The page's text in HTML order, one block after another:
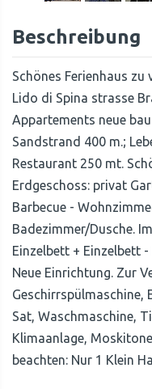
Beschreibung
Schönes Ferienhaus zu
Lido di Spina strasse
Appartements neue
Sandstrand 400 m.;
Restaurant 250 mt.
Erdgeschoss: privat
Barbecue -
Badezimmer/Dusche.
Einzelbett + Einzelbett
Neue Einrichtung. Zur
Geschirrspülmaschine,
Sat, Waschmaschine,
Klimaanlage,
beachten: Nur 1 Klein